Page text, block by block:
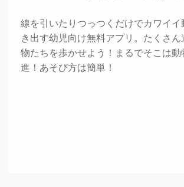
線を引いたりつっつくだけでカワイ
き出す幼児向け無料アプリ。たくさ
物たちを歩かせよう！まるでそこは
進！あそび方は簡単！